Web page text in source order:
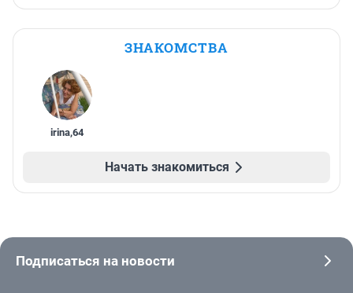
ЗНАКОМСТВА
irina,64
Начать знакомиться
Подписаться на новости